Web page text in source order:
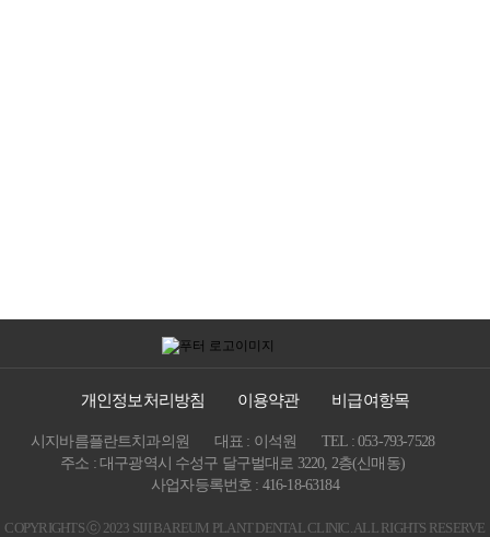
개인정보처리방침 이용약관 비급여항목
시지바름플란트치과의원 대표 : 이석원
TEL : 053-793-7528
주소 : 대구광역시 수성구 달구벌대로 3220, 2층(신매동)
사업자등록번호 : 416-18-63184
COPYRIGHTS ⓒ 2023 SIJI BAREUM PLANT DENTAL CLINIC. ALL RIGHTS RESERVE